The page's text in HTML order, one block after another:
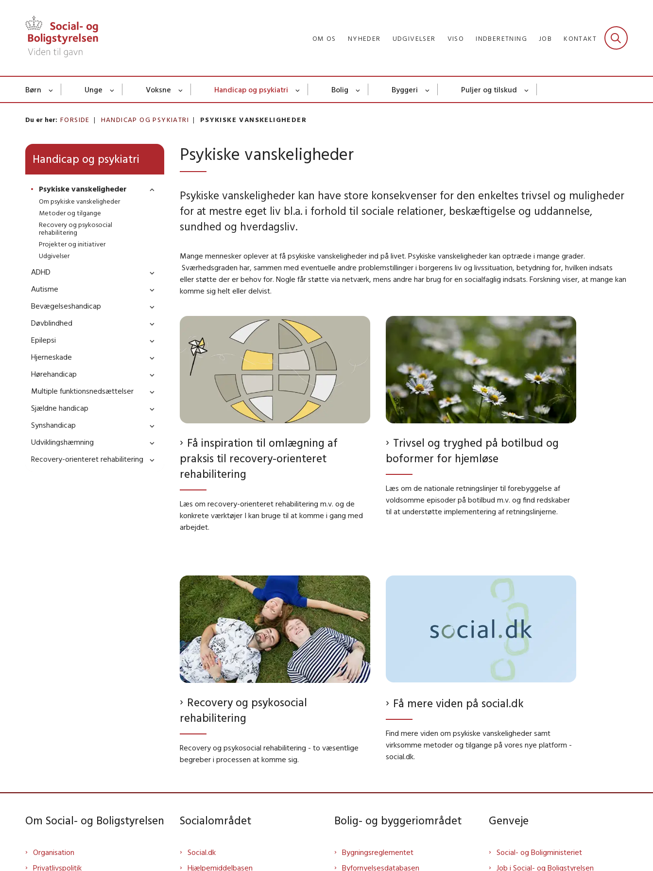
OM OS NYHEDER UDGIVELSER VISO INDBERETNING JOB KONTAKT
Børn Unge Voksne Handicap og psykiatri Bolig Byggeri Puljer og tilskud
Du er her: FORSIDE HANDICAP OG PSYKIATRI PSYKISKE VANSKELIGHEDER
Handicap og psykiatri
Psykiske vanskeligheder
Om psykiske vanskeligheder
Metoder og tilgange
Recovery og psykosocial
rehabilitering
Projekter og initiativer
Udgivelser
ADHD
Autisme
Bevægelseshandicap
Døvblindhed
Epilepsi
Hjerneskade
Hørehandicap
Multiple funktionsnedsættelser
Sjældne handicap
Synshandicap
Udviklingshæmning
Recovery-orienteret rehabilitering
Psykiske vanskeligheder
Psykiske vanskeligheder kan have store konsekvenser for den enkeltes trivsel og muligheder
for at mestre eget liv bl.a. i forhold til sociale relationer, beskæftigelse og uddannelse,
sundhed og hverdagsliv.
Mange mennesker oplever at få psykiske vanskeligheder ind på livet. Psykiske vanskeligheder kan optræde i mange grader.
Sværhedsgraden har, sammen med eventuelle andre problemstillinger i borgerens liv og livssituation, betydning for, hvilken indsats
eller støtte der er behov for. Nogle får støtte via netværk, mens andre har brug for en socialfaglig indsats. Forskning viser, at mange kan
komme sig helt eller delvist.
Få inspiration til omlægning af
praksis til recovery-orienteret
rehabilitering
Læs om recovery-orienteret rehabilitering m.v. og de
konkrete værktøjer I kan bruge til at komme i gang med
arbejdet.
Trivsel og tryghed på botilbud og
boformer for hjemløse
Læs om de nationale retningslinjer til forebyggelse af
voldsomme episoder på botilbud m.v. og find redskaber
til at understøtte implementering af retningslinjerne.
Recovery og psykosocial
rehabilitering
Recovery og psykosocial rehabilitering - to væsentlige
begreber i processen at komme sig.
Få mere viden på social.dk
Find mere viden om psykiske vanskeligheder samt
virksomme metoder og tilgange på vores nye platform -
social.dk.
Om Social- og Boligstyrelsen
Organisation
Privatlivspolitik
Socialområdet
Social.dk
Hjælpemiddelbasen
Bolig- og byggeriområdet
Bygningsreglementet
Byfornyelsesdatabasen
Genveje
Social- og Boligministeriet
Job i Social- og Boligstyrelsen